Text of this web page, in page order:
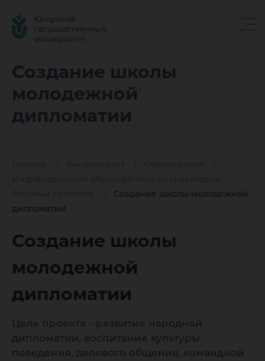
Создание школы
молодежной
дипломатии
Создание школы молодежной
дипломатии
школы
Создание школы
молодежной
дипломатии
Цель проекта - развитие народной
дипломатии, воспитание культуры
поведения, делового общения, командной